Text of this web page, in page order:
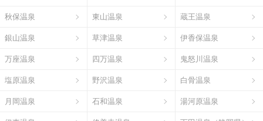
秋保温泉 東山温泉 蔵王温泉
銀山温泉 草津温泉 伊香保温泉
万座温泉 四万温泉 鬼怒川温泉
塩原温泉 野沢温泉 白骨温泉
月岡温泉 石和温泉 湯河原温泉